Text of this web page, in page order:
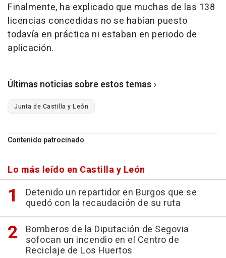
Finalmente, ha explicado que muchas de las 138
licencias concedidas no se habían puesto
todavía en práctica ni estaban en periodo de
aplicación.
Últimas noticias sobre estos temas
Junta de Castilla y León
Contenido patrocinado
Lo más leído en Castilla y León
Detenido un repartidor en Burgos que se
quedó con la recaudación de su ruta
Bomberos de la Diputación de Segovia
sofocan un incendio en el Centro de
Reciclaje de Los Huertos